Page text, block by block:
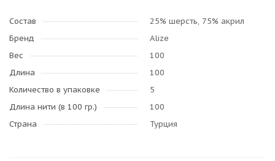
Состав
25% шерсть, 75% акрил
Бренд
Alize
Вес
100
Длина
100
Количество в упаковке
5
Длина нити (в 100 гр.)
100
Страна
Турция